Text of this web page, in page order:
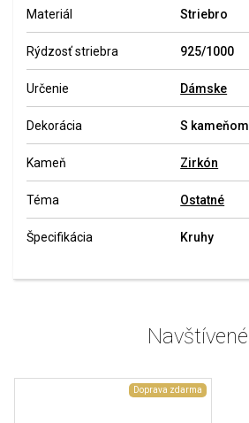
Materiál Striebro
Rýdzosť striebra 925/1000
Určenie Dámske
Dekorácia S kameňom
Kameň Zirkón
Téma Ostatné
Špecifikácia Kruhy
Navštívené
Doprava zdarma